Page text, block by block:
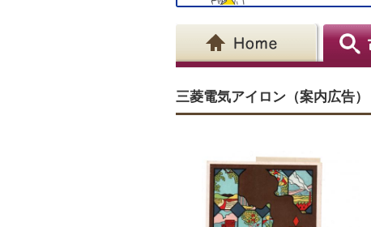
三菱電気アイロン（案内広告）